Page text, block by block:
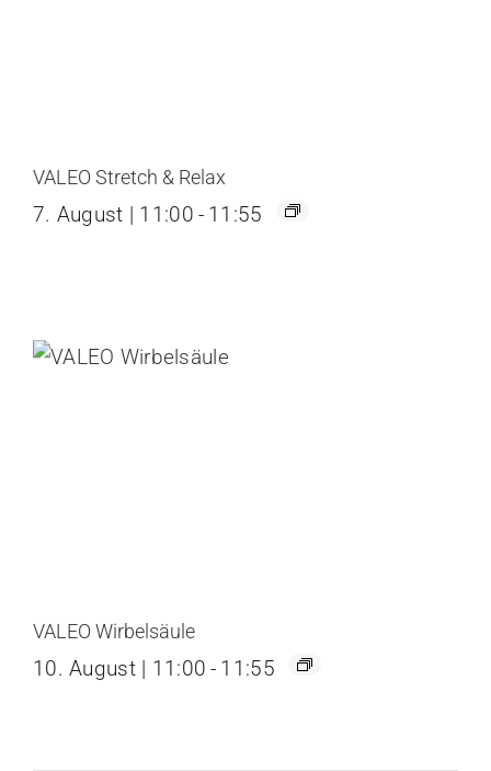
VALEO Stretch & Relax
7. August | 11:00 - 11:55
VALEO Wirbelsäule
10. August | 11:00 - 11:55